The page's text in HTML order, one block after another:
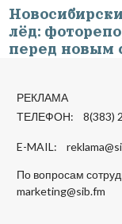
лёд:
перед новым
РЕКЛАМА
ТЕЛЕФОН: 8(383)
E-MAIL:
По вопросам
marketing@sib.fm